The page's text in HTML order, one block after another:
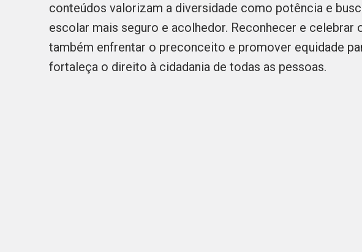
conteúdos valorizam a diversidade como potência e
escolar mais seguro e acolhedor. Reconhecer e celebrar
também enfrentar o preconceito e promover equidade
fortaleça o direito à cidadania de todas as pessoas.